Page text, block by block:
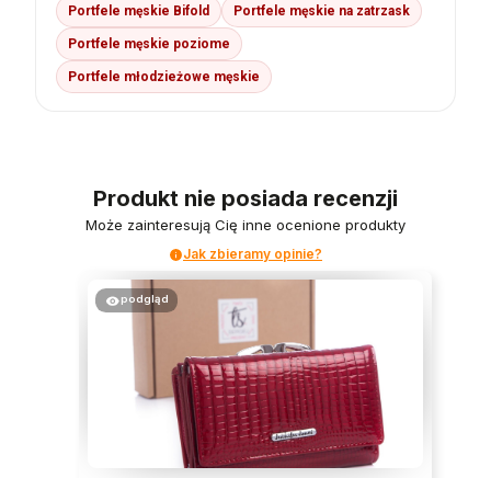
Portfele męskie Bifold Portfele męskie na zatrzask
Portfele męskie poziome
Portfele młodzieżowe męskie
Produkt nie posiada recenzji
Może zainteresują Cię inne ocenione produkty
Jak zbieramy opinie?
podgląd